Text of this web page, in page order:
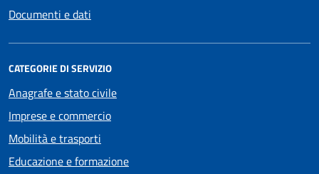
Documenti e dati
CATEGORIE DI SERVIZIO
Anagrafe e stato civile
Imprese e commercio
Mobilità e trasporti
Educazione e formazione